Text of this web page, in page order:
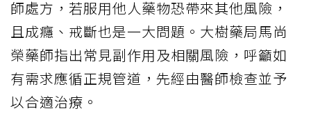
師處方，若服用他人藥物恐帶來其他風險，
且成癮、戒斷也是一大問題。大樹藥局馬尚
榮藥師指出常見副作用及相關風險，呼籲如
有需求應循正規管道，先經由醫師檢查並予
以合適治療。